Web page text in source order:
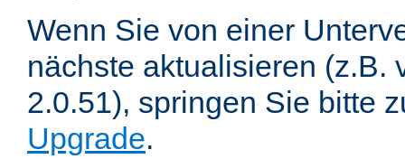
Wenn Sie von einer
nächste aktualisieren (z.B.
2.0.51), springen Sie bitte
Upgrade.